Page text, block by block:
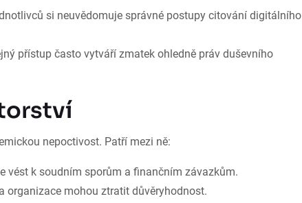
si neuvědomuje správné postupy citování digitálního
přístup často vytváří zmatek ohledně práv duševního
nepoctivost. Patří mezi ně:
vést k soudním sporům a finančním závazkům.
organizace mohou ztratit důvěryhodnost.